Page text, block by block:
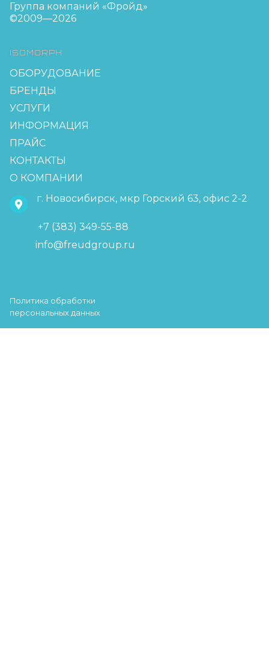
Группа компаний «Фройд»
©2009—2026
ISOMORPH
ОБОРУДОВАНИЕ
БРЕНДЫ
УСЛУГИ
ИНФОРМАЦИЯ
ПРАЙС
КОНТАКТЫ
О КОМПАНИИ
г. Новосибирск, мкр Горский 63, офис 2-2
+7 (383) 349-55-88
info@freudgroup.ru
Политика обработки
персональных данных